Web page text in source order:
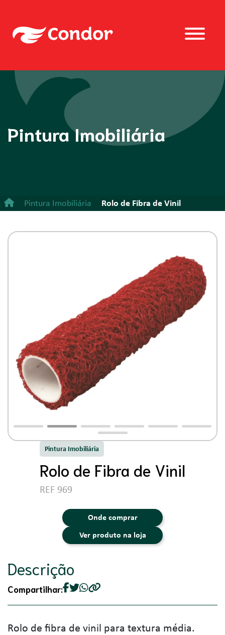
Pintura Imobiliária
Pintura Imobiliária Rolo de Fibra de Vinil
Pintura Imobiliária
Rolo de Fibra de Vinil
REF 969
Onde comprar
Ver produto na loja
Descrição
Compartilhar:
Rolo de fibra de vinil para textura média.